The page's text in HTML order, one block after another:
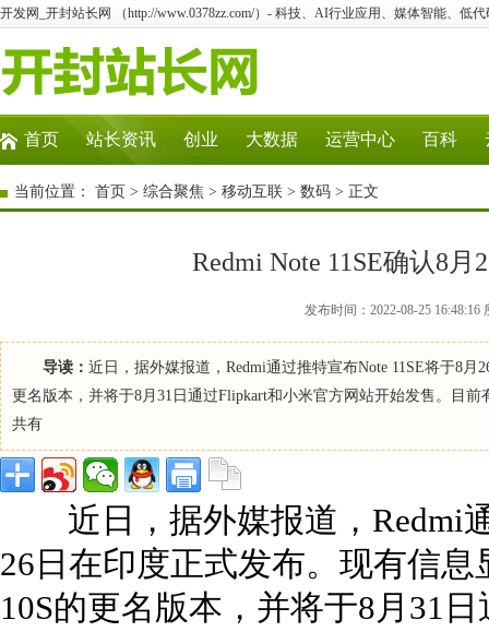
开发网_开封站长网 （http://www.0378zz.com/）- 科技、AI行业应用、媒体智能、低
首页 站长资讯 创业 大数据 运营中心 百科
当前位置： 首页 > 综合聚焦 > 移动互联 > 数码 > 正文
Redmi Note 11SE确认8
发布时间：2022-08-25
导读： 近日，据外媒报道，Redmi通过推特宣布Note 11SE将于8
更名版本，并将于8月31日通过Flipkart和小米官方网站开始发售。目前
共有
近日，据外媒报道，Redmi通
26日在印度正式发布。现有信息
10S的更名版本，并将于8月31